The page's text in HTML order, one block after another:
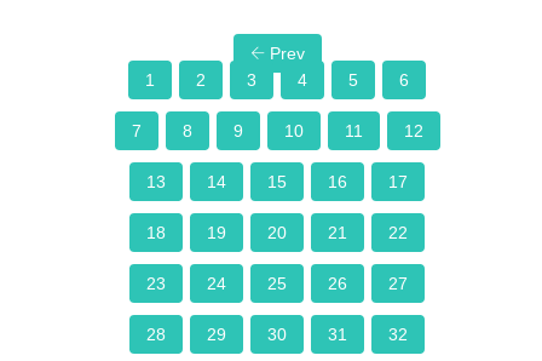
Prev
1
2 3 4 5 6
7 8 9 10 11 12
13 14 15 16 17
18 19 20 21 22
23 24 25 26 27
28 29 30 31 32